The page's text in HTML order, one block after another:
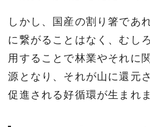
しかし、国産の割り箸であ
に繋がることはなく、むし
用することで林業やそれに
源となり、それが山に還元
促進される好循環が生まれま